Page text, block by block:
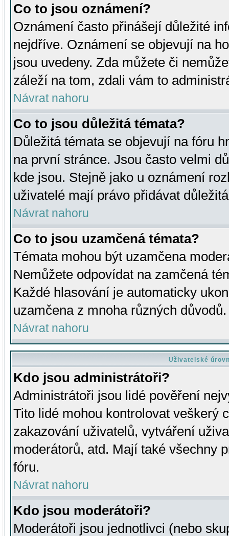
Co to jsou oznámení?
Oznámení často přinášejí důležité
nejdříve. Oznámení se objevují na
jsou uvedeny. Zda můžete či
záleží na tom, zdali vám to
Návrat nahoru
Co to jsou důležitá témata?
Důležitá témata se objevují na fóru
na první stránce. Jsou často velmi
kde jsou. Stejně jako u oznámení
uživatelé mají právo přidávat
Návrat nahoru
Co to jsou uzamčená témata?
Témata mohou být uzamčena
Nemůžete odpovídat na zamčená
Každé hlasování je automaticky
uzamčena z mnoha různých důvodů.
Návrat nahoru
Uživatelské
Kdo jsou administrátoři?
Administrátoři jsou lidé pověření
Tito lidé mohou kontrolovat veškerý
zakazování uživatelů, vytváření
moderátorů, atd. Mají také všechny
fóru.
Návrat nahoru
Kdo jsou moderátoři?
Moderátoři jsou jednotlivci (nebo